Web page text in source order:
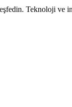
Teknoloji ve